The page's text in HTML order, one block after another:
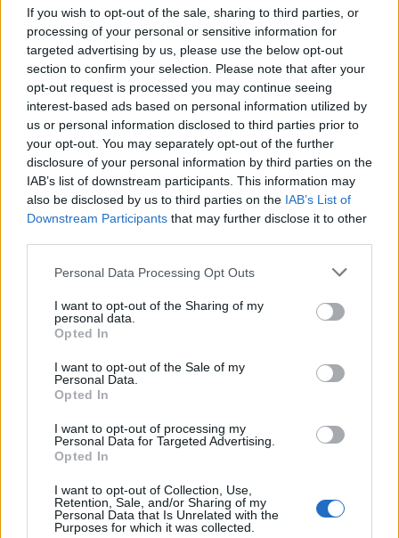
If you wish to opt-out of the sale, sharing to third parties, or
processing of your personal or sensitive information for
targeted advertising by us, please use the below opt-out
section to confirm your selection. Please note that after your
opt-out request is processed you may continue seeing
interest-based ads based on personal information utilized by
us or personal information disclosed to third parties prior to
your opt-out. You may separately opt-out of the further
disclosure of your personal information by third parties on the
IAB’s list of downstream participants. This information may
also be disclosed by us to third parties on the IAB’s List of
Downstream Participants that may further disclose it to other
Personal Data Processing Opt Outs
I want to opt-out of the Sharing of my
personal data.
Opted In
I want to opt-out of the Sale of my
Personal Data.
Opted In
I want to opt-out of processing my
Personal Data for Targeted Advertising.
Opted In
I want to opt-out of Collection, Use,
Retention, Sale, and/or Sharing of my
Personal Data that Is Unrelated with the
Purposes for which it was collected.
komplet...
Wiedza ogólna
Czy uda Ci się zdobyć 8/10 w tym quizie
wiedz...
Ile punktów zdobędziesz w tym quizie?
Wiedza ogólna